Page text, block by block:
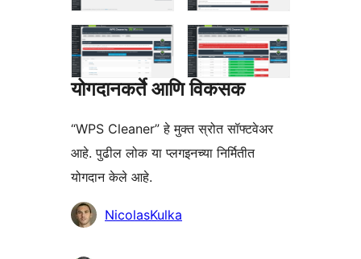
योगदानकर्ते आणि विकसक
“WPS Cleaner” हे मुक्त स्रोत सॉफ्टवेअर
आहे. पुढील लोक या प्लगइनच्या निर्मितीत
योगदान केले आहे.
योगदानकर्तेNicolasKulka